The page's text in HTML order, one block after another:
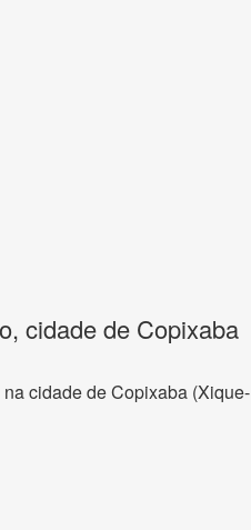
cidade de Copixaba
cidade de Copixaba (Xique-